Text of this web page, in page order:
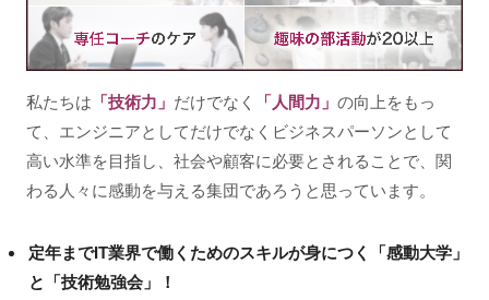
私たちは 「技術力」 だけでなく 「人間力」 の向上をもっ
て、エンジニアとしてだけでなくビジネスパーソンとして
高い水準を目指し、社会や顧客に必要とされることで、関
わる人々に感動を与える集団であろうと思っています。
定年までIT業界で働くためのスキルが身につく「感動大学」
と「技術勉強会」！